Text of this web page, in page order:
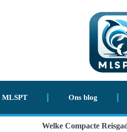
MLSPT Ons blog
Welke Compacte